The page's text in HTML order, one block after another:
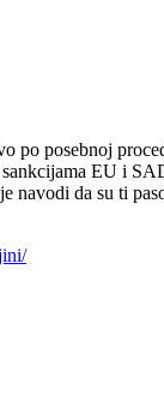
po posebnoj
EU i
navodi da su ti